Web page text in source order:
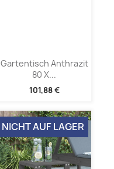
Gartentisch Anthrazit
80 X...
101,88 €
NICHT AUF LAGER